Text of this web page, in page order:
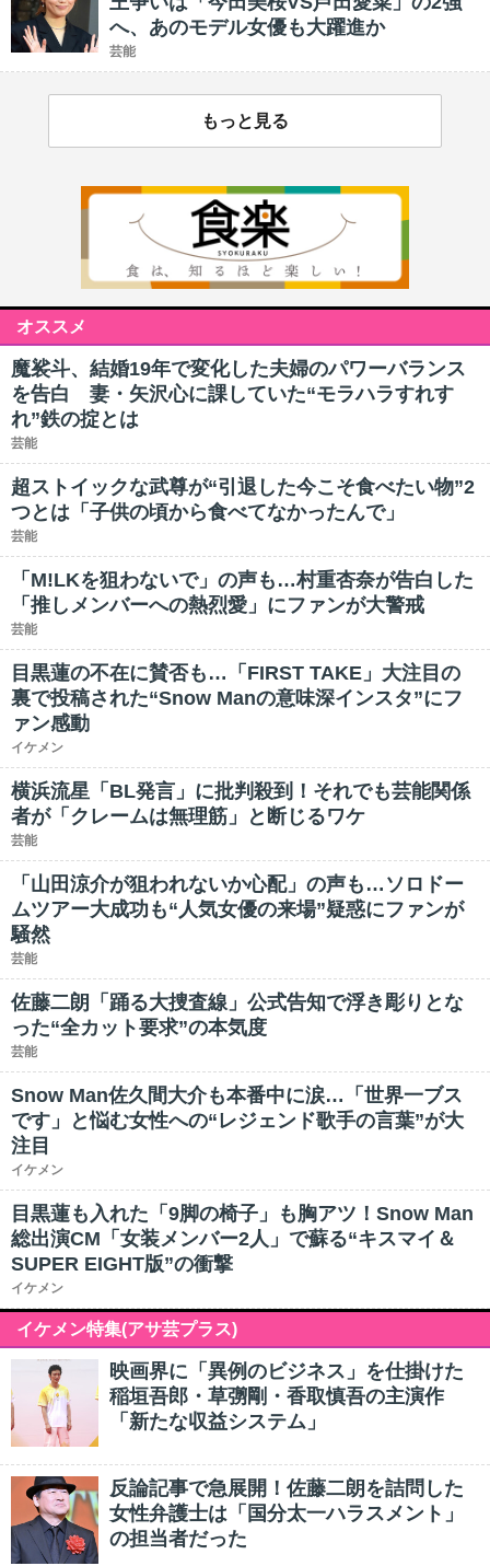
へ、あのモデル女優も大躍進か
芸能
もっと見る
オススメ
魔裟斗、結婚19年で変化した夫婦のパワーバランス
を告白 妻・矢沢心に課していた“モラハラすれす
れ”鉄の掟とは
芸能
超ストイックな武尊が“引退した今こそ食べたい物”2
つとは「子供の頃から食べてなかったんで」
芸能
「M!LKを狙わないで」の声も…村重杏奈が告白した
「推しメンバーへの熱烈愛」にファンが大警戒
芸能
目黒蓮の不在に賛否も…「FIRST TAKE」大注目の
裏で投稿された“Snow Manの意味深インスタ”にフ
ァン感動
イケメン
横浜流星「BL発言」に批判殺到！それでも芸能関係
者が「クレームは無理筋」と断じるワケ
芸能
「山田涼介が狙われないか心配」の声も…ソロドー
ムツアー大成功も“人気女優の来場”疑惑にファンが
騒然
芸能
佐藤二朗「踊る大捜査線」公式告知で浮き彫りとな
った“全カット要求”の本気度
芸能
Snow Man佐久間大介も本番中に涙…「世界一ブス
です」と悩む女性への“レジェンド歌手の言葉”が大
注目
イケメン
目黒蓮も入れた「9脚の椅子」も胸アツ！Snow Man
総出演CM「女装メンバー2人」で蘇る“キスマイ＆
SUPER EIGHT版”の衝撃
イケメン
イケメン特集(アサ芸プラス)
映画界に「異例のビジネス」を仕掛けた
稲垣吾郎・草彅剛・香取慎吾の主演作
「新たな収益システム」
反論記事で急展開！佐藤二朗を詰問した
女性弁護士は「国分太一ハラスメント」
の担当者だった